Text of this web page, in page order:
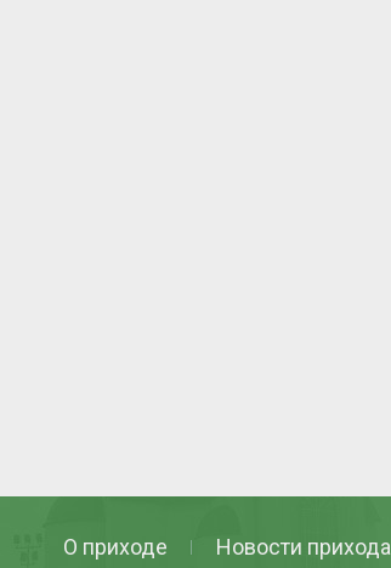
О приходе Новости прихода